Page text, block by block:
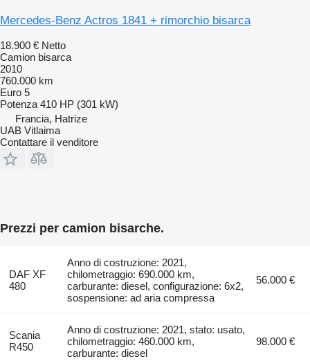
Mercedes-Benz Actros 1841 + rimorchio bisarca
18.900 € Netto
Camion bisarca
2010
760.000 km
Euro 5
Potenza 410 HP (301 kW)
Francia, Hatrize
UAB Vitlaima
Contattare il venditore
Prezzi per camion bisarche.
DAF XF
480
Anno di costruzione: 2021,
chilometraggio: 690.000 km,
carburante: diesel, configurazione: 6x2,
sospensione: ad aria compressa
56.000 €
Scania
R450
Anno di costruzione: 2021, stato: usato,
chilometraggio: 460.000 km,
carburante: diesel
98.000 €